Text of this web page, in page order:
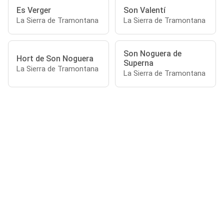
Es Verger
La Sierra de Tramontana
Son Valentí
La Sierra de Tramontana
Hort de Son Noguera
La Sierra de Tramontana
Son Noguera de
Superna
La Sierra de Tramontana